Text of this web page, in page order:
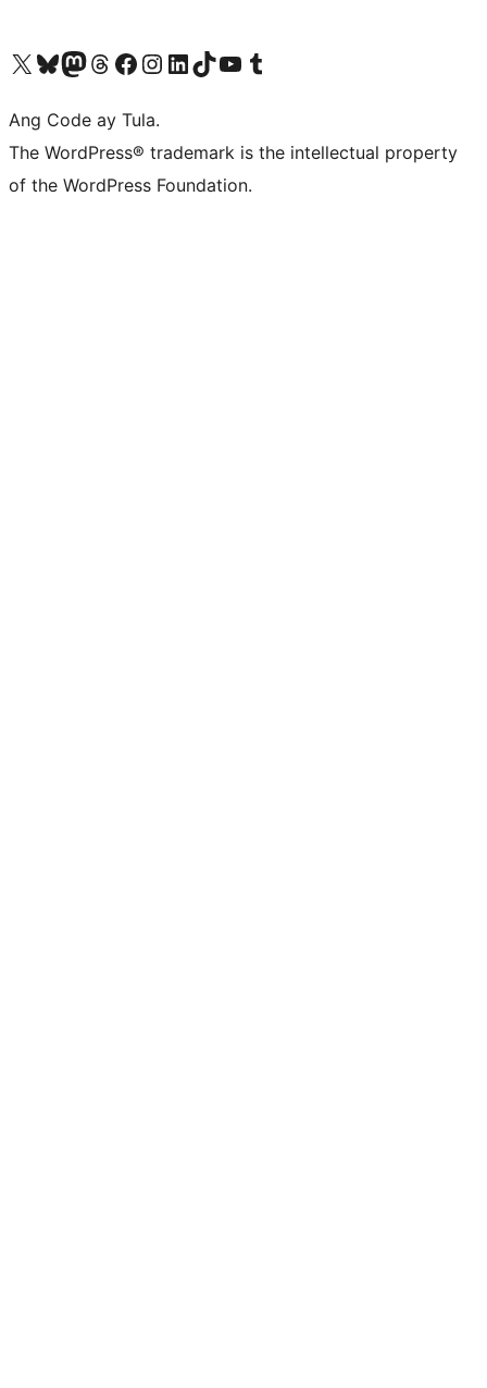
Visit our X (formerly Twitter) account
Bisitahin ang aming Bluesky account
Visit our Mastodon account
Bisitahin ang aming Threads account
Visit our Facebook page
Visit our Instagram account
Visit our LinkedIn account
Bisitahin ang aming TikTok account
Visit our YouTube channel
Bisitahin ang aming Tumblr account
Ang Code ay Tula.
The WordPress® trademark is the intellectual property
of the WordPress Foundation.